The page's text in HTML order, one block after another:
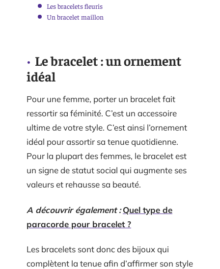
Les bracelets fleuris
Un bracelet maillon
Le bracelet : un ornement
idéal
Pour une femme, porter un bracelet fait
ressortir sa féminité. C’est un accessoire
ultime de votre style. C’est ainsi l’ornement
idéal pour assortir sa tenue quotidienne.
Pour la plupart des femmes, le bracelet est
un signe de statut social qui augmente ses
valeurs et rehausse sa beauté.
A découvrir également : Quel type de
paracorde pour bracelet ?
Les bracelets sont donc des bijoux qui
complètent la tenue afin d’affirmer son style